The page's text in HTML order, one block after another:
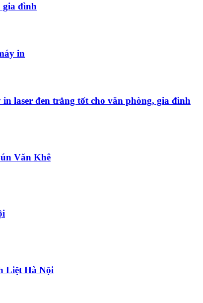
gia đình
in
laser đen trắng tốt cho văn phòng, gia đình
Văn Khê
Liệt Hà Nội